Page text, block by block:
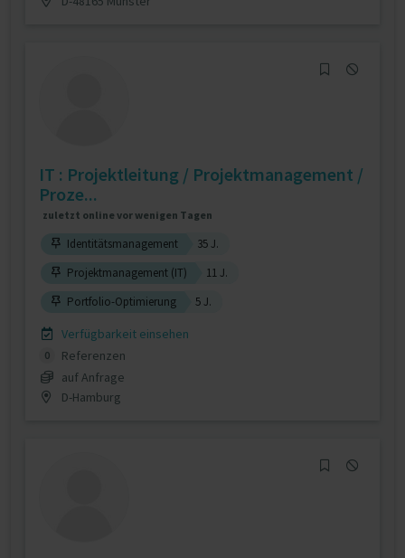
IT : Projektleitung / Projektmanagement /
Proze...
zuletzt online vor wenigen Tagen
Identitätsmanagement
35 J.
Projektmanagement (IT)
11 J.
Portfolio-Optimierung
5 J.
Verfügbarkeit einsehen
0
Referenzen
auf Anfrage
D-Hamburg